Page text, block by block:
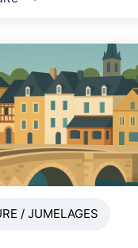
/ JUMELAGES